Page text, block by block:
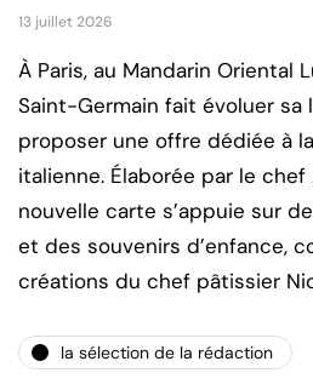
13 juillet 2026
À Paris, au Mandarin Oriental
Saint-Germain fait évoluer sa
proposer une offre dédiée à
italienne. Élaborée par le
nouvelle carte s’appuie sur
et des souvenirs d’enfance,
créations du chef pâtissier
la sélection de la rédaction